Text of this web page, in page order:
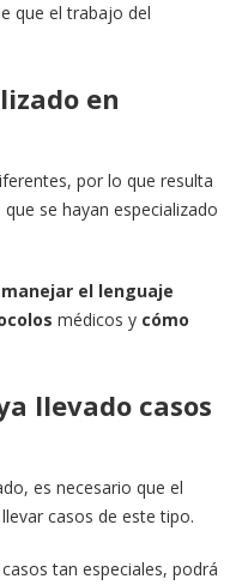
que el trabajo del
en
por lo que resulta
se hayan especializado
el lenguaje
médicos y cómo
llevado casos
es necesario que el
casos de este tipo.
tan especiales, podrá